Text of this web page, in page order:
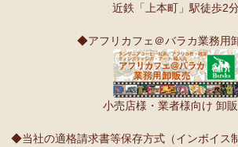
近鉄「上本町」駅徒歩2
◆アフリカフェ＠バラカ業務用
小売店様・業者様向け 卸
◆当社の適格請求書等保存方式（インボイス